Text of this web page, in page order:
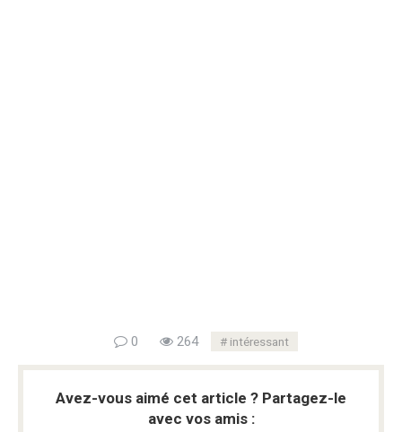
0 264 intéressant
Avez-vous aimé cet article ? Partagez-le
avec vos amis :